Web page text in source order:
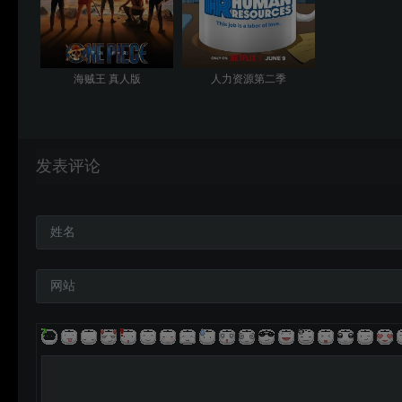
海贼王 真人版 人力资源第二季
发表评论
姓名
网站